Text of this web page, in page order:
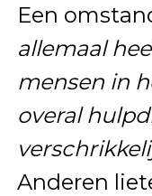
Een
allemaal
mensen in
overal
Anderen